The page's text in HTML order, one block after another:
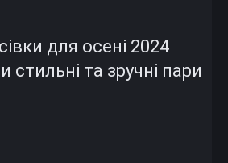
для осені 2024
стильні та зручні пари